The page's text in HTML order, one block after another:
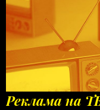
Реклама на